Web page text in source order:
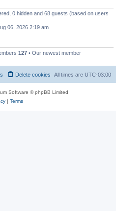
0 hidden and 68 guests (based on users
06, 2026 2:19 am
127 • Our newest member
All times are UTC-03:00
Delete cookies
Software © phpBB Limited
| Terms